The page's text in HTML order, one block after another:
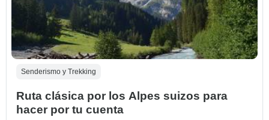
Senderismo y Trekking
Ruta clásica por los Alpes suizos para
hacer por tu cuenta